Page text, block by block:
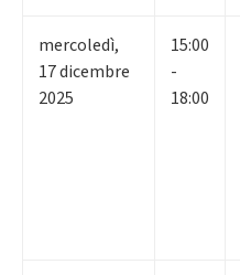
mercoledì,
17dicembre
2025
15:00
-
18:00